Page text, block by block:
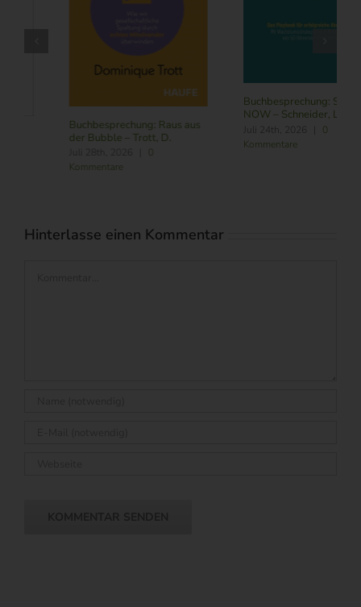
Juli 24th, 2026 | 0
Kommentare
Buchbesprechung: Führung
im Zeitalter von KI – Butler,
R./ Nitschmann, J./ Becking,
Hinterlasse einen Kommentar